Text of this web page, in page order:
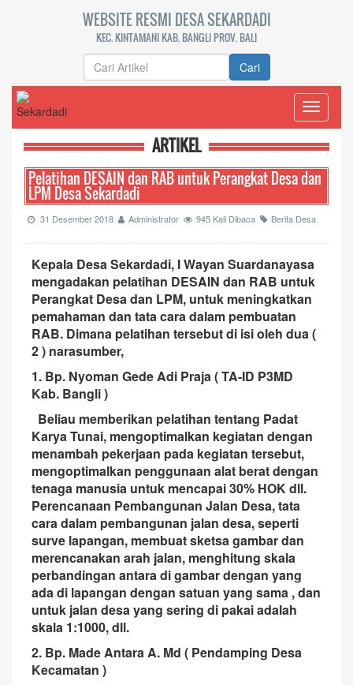
WEBSITE RESMI DESA SEKARDADI
KEC. KINTAMANI KAB. BANGLI PROV. BALI
Cari
Toggle
ARTIKEL
Pelatihan DESAIN dan RAB untuk Perangkat Desa dan
LPM Desa Sekardadi
31 Desember 2018 Administrator 945 Kali Dibaca Berita Desa
Kepala Desa Sekardadi, I Wayan Suardanayasa
mengadakan pelatihan DESAIN dan RAB untuk
Perangkat Desa dan LPM, untuk meningkatkan
pemahaman dan tata cara dalam pembuatan
RAB. Dimana pelatihan tersebut di isi oleh dua (
2 ) narasumber,
1. Bp. Nyoman Gede Adi Praja ( TA-ID P3MD
Kab. Bangli )
Beliau memberikan pelatihan tentang Padat
Karya Tunai, mengoptimalkan kegiatan dengan
menambah pekerjaan pada kegiatan tersebut,
mengoptimalkan penggunaan alat berat dengan
tenaga manusia untuk mencapai 30% HOK dll.
Perencanaan Pembangunan Jalan Desa, tata
cara dalam pembangunan jalan desa, seperti
surve lapangan, membuat sketsa gambar dan
merencanakan arah jalan, menghitung skala
perbandingan antara di gambar dengan yang
ada di lapangan dengan satuan yang sama , dan
untuk jalan desa yang sering di pakai adalah
skala 1:1000, dll.
2. Bp. Made Antara A. Md ( Pendamping Desa
Kecamatan )